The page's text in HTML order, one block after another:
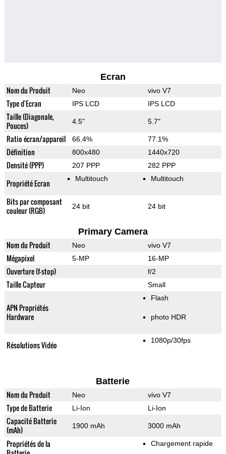
Ecran
Nom du Produit Neo vivo V7
Type d'Ecran IPS LCD IPS LCD
Taille (Diagonale,
Pouces)
4.5" 5.7"
Ratio écran/appareil 66.4% 77.1%
Définition 800x480 1440x720
Densité (PPP) 207 PPP 282 PPP
Propriété Ecran Multitouch Multitouch
Bits par composant
couleur (RGB)
24 bit 24 bit
Primary Camera
Nom du Produit Neo vivo V7
Mégapixel 5-MP 16-MP
Ouverture (f-stop) f/2
Taille Capteur Small
APN Propriétés
Hardware
Flash
photo HDR
Résolutions Vidéo 1080p/30fps
Batterie
Nom du Produit Neo vivo V7
Type de Batterie Li-Ion Li-Ion
Capacité Batterie
(mAh)
1900 mAh 3000 mAh
Propriétés de la
Chargement rapide